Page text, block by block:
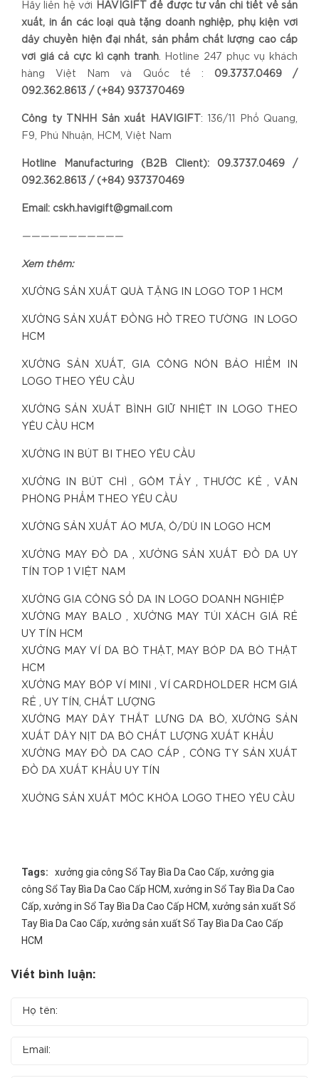
Hãy liên hệ với
HAVIGIFT để được tư vấn chi tiết về sản
xuất, in ấn các loại quà tặng doanh nghiệp, phụ kiện với
dây chuyền hiện đại nhất, sản phẩm chất lượng cao cấp
với giá cả cực kì cạnh tranh. Hotline 247 phục vụ khách
hàng Việt Nam và Quốc tế : 09.3737.0469 /
092.362.8613 / (+84) 937370469
Công ty TNHH Sản xuất HAVIGIFT : 136/11 Phổ Quang,
F9, Phú Nhuận, HCM, Việt Nam
Hotline Manufacturing (B2B Client): 09.3737.0469 /
092.362.8613 / (+84) 937370469
Email: cskh.havigift@gmail.com
———————————
Xem thêm:
XƯỞNG SẢN XUẤT QUÀ TẶNG IN LOGO TOP 1 HCM
XƯỞNG SẢN XUẤT ĐỒNG HỒ TREO TƯỜNG IN LOGO
HCM
XƯỞNG SẢN XUẤT, GIA CÔNG NÓN BẢO HIỂM IN
LOGO THEO YÊU CẦU
XƯỞNG SẢN XUẤT BÌNH GIỮ NHIỆT IN LOGO THEO
YÊU CẦU HCM
XƯỞNG IN BÚT BI THEO YÊU CẦU
XƯỞNG IN BÚT CHÌ , GÔM TẨY , THƯỚC KẺ , VĂN
PHÒNG PHẨM THEO YÊU CẦU
XƯỞNG SẢN XUẤT ÁO MƯA, Ô/DÙ IN LOGO HCM
XƯỞNG MAY ĐỒ DA , XƯỞNG SẢN XUẤT ĐỒ DA UY
TÍN TOP 1 VIỆT NAM
XƯỞNG GIA CÔNG SỔ DA IN LOGO DOANH NGHIỆP
XƯỞNG MAY BALO , XƯỞNG MAY TÚI XÁCH GIÁ RẺ
UY TÍN HCM
XƯỞNG MAY VÍ DA BÒ THẬT, MAY BÓP DA BÒ THẬT
HCM
XƯỞNG MAY BÓP VÍ MINI , VÍ CARDHOLDER HCM GIÁ
RẺ , UY TÍN, CHẤT LƯỢNG
XƯỞNG MAY DÂY THẮT LƯNG DA BÒ, XƯỞNG SẢN
XUẤT DÂY NỊT DA BÒ CHẤT LƯỢNG XUẤT KHẨU
XƯỞNG MAY ĐỒ DA CAO CẤP , CÔNG TY SẢN XUẤT
ĐỒ DA XUẤT KHẨU UY TÍN
XUỞNG SẢN XUẤT MÓC KHÓA LOGO THEO YÊU CẦU
Tags: xưởng gia công Sổ Tay Bìa Da Cao Cấp, xưởng gia
công Sổ Tay Bìa Da Cao Cấp HCM, xưởng in Sổ Tay Bìa Da Cao
Cấp, xưởng in Sổ Tay Bìa Da Cao Cấp HCM, xưởng sản xuất Sổ
Tay Bìa Da Cao Cấp, xưởng sản xuất Sổ Tay Bìa Da Cao Cấp
HCM
Viết bình luận: